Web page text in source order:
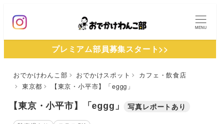
ン
MENU
プレミアム部員募集スタート>>
おでかけわんこ部 おでかけスポット
カフェ・飲食店
東京都
【東京・小平市】「eggg」
【東京・小平市】「eggg」 写真レポートあり